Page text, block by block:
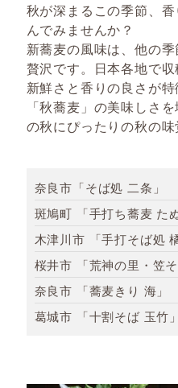
秋が深まるこの季節、
んでみませんか？
新蕎麦の風味は、他の
贅沢です。日本各地で
新鮮さと香りの良さが
「秋蕎麦」の美味しさ
の秋にぴったりの秋の
奈良市「そば処 二条」
斑鳩町 「手打ち蕎麦 た
木津川市 「手打そば処 橘
桜井市 「荒神の里・笠そ
奈良市 「蕎麦きり 海」
葛城市 「十割そば 玉竹」